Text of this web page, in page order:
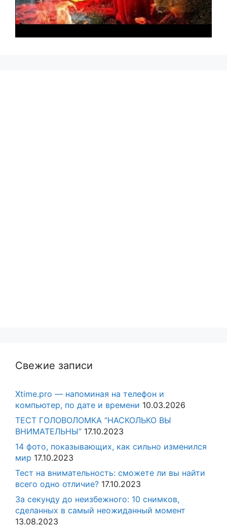
Свежие записи
Xtime.pro — напоминая на телефон и
компьютер, по дате и времени 10.03.2026
ТЕСТ ГОЛОВОЛОМКА “НАСКОЛЬКО ВЫ
ВНИМАТЕЛЬНЫ” 17.10.2023
14 фото, показывающих, как сильно изменился
мир 17.10.2023
Тест на внимательность: сможете ли вы найти
всего одно отличие? 17.10.2023
За секунду до неизбежного: 10 снимков,
сделанных в самый неожиданный момент
13.08.2023